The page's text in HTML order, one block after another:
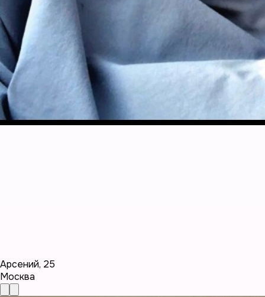
Арсений, 25
Москва